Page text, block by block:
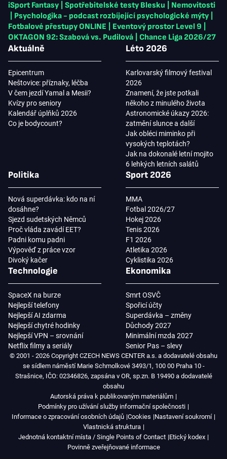
iSport Fantasy
Spotřebitelské testy Blesku
Nemovitosti
Psychologika - podcast rozbíjející psychologické mýty
Fotbalové přestupy ONLINE
Eventový prostor Level 9
OKTAGON 92: Szabová vs. Pudilová
Chance Liga 2026/27
Aktuálně
Epicentrum
Neštovice: příznaky, léčba
V čem jezdí Yamal a Mesii?
Kvízy pro seniory
Kalendář úplňků 2026
Co je bodycount?
Léto 2026
Karlovarský filmový festival
2026
Znamení, že jste potkali
někoho z minulého života
Astronomické úkazy 2026:
zatmění slunce a další
Jak obléci miminko při
vysokých teplotách?
Jak na dokonalé letní mojito
6 lehkých letních salátů
Politika
Nová superdávka: kdo na ní
dosáhne?
Sjezd sudetských Němců
Proč vláda zavádí EET?
Padni komu padni
Výpověď z práce vzor
Divoký kačer
Sport 2026
MMA
Fotbal 2026/27
Hokej 2026
Tenis 2026
F1 2026
Atletika 2026
Cyklistika 2026
Technologie
SpaceX na burze
Nejlepší telefony
Nejlepší AI zdarma
Nejlepší chytré hodinky
Nejlepší VPN – srovnání
Netflix filmy a seriály
Ekonomika
Smrt OSVČ
Spořicí účty
Superdávka – změny
Důchody 2027
Minimální mzda 2027
Senior Pas – slevy
© 2001 - 2026 Copyright CZECH NEWS CENTER a.s. a dodavatelé obsahu
se sídlem náměstí Marie Schmolkové 3493/1, 100 00 Praha 10 -
Strašnice, IČO: 02346826, zapsána v OR, sp.zn. B 19490 a dodavatelé
obsahu
Autorská práva k publikovaným materiálům
Podmínky pro užívání služby informační společnosti
Informace o zpracování osobních údajů Cookies Nastavení soukromí
Vlastnická struktura
Jednotná kontaktní místa / Single Points of Contact Etický kodex
Povinně zveřejňované informace